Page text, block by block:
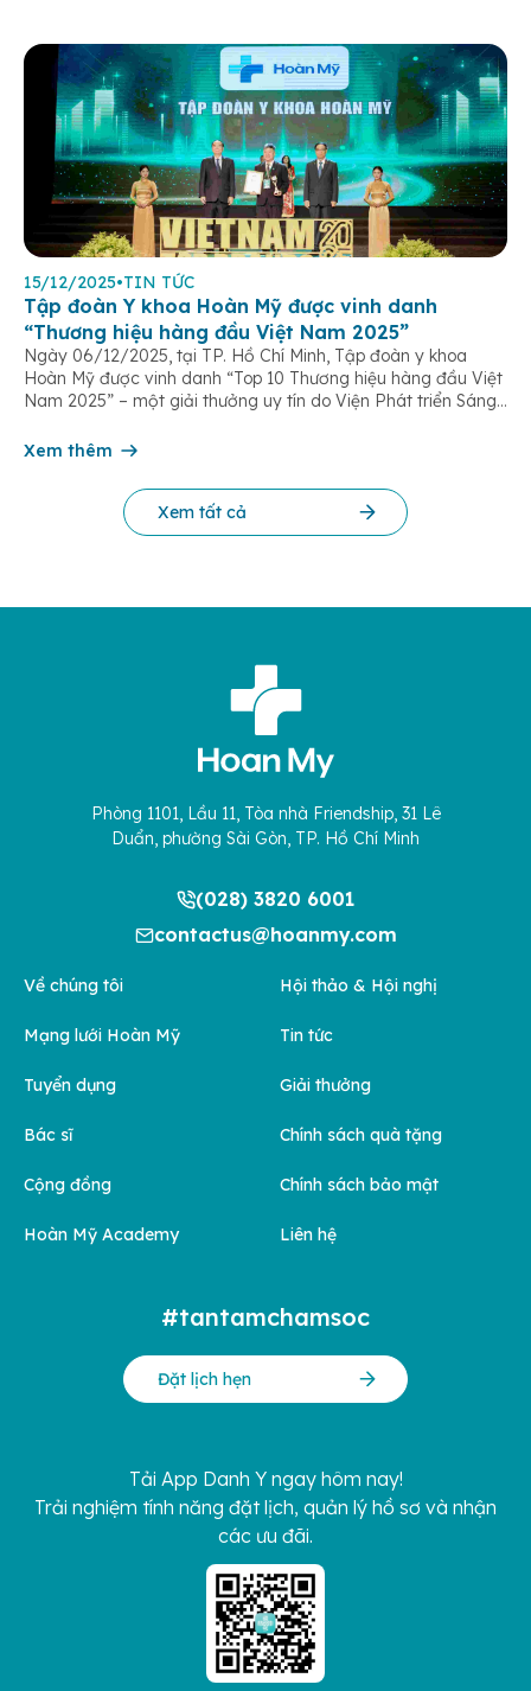
15/12/2025•TIN TỨC
Tập đoàn Y khoa Hoàn Mỹ được vinh danh
“Thương hiệu hàng đầu Việt Nam 2025”
Ngày 06/12/2025, tại TP. Hồ Chí Minh, Tập đoàn y khoa
Hoàn Mỹ được vinh danh “Top 10 Thương hiệu hàng đầu Việt
Nam 2025” – một giải thưởng uy tín do Viện Phát triển Sáng
cứu Phát triển Doanh nghiệp Châu Á […]
Xem thêm
Xem tất cả
Phòng 1101, Lầu 11, Tòa nhà Friendship, 31 Lê
Duẩn, phường Sài Gòn, TP. Hồ Chí Minh
(028) 3820 6001
contactus@hoanmy.com
Về chúng tôi
Mạng lưới Hoàn Mỹ
Tuyển dụng
Bác sĩ
Cộng đồng
Hoàn Mỹ Academy
Hội thảo & Hội nghị
Tin tức
Giải thưởng
Chính sách quà tặng
Chính sách bảo mật
Liên hệ
#tantamchamsoc
Đặt lịch hẹn
Tải App Danh Y ngay hôm nay!
Trải nghiệm tính năng đặt lịch, quản lý hồ sơ và nhận
các ưu đãi.